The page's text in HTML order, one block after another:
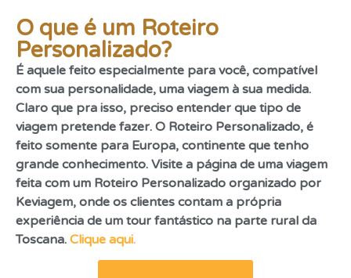
O que é um Roteiro
Personalizado?
É aquele feito especialmente para você, compatível
com sua personalidade, uma viagem à sua medida.
Claro que pra isso, preciso entender que tipo de
viagem pretende fazer. O Roteiro Personalizado, é
feito somente para Europa, continente que tenho
grande conhecimento. Visite a página de uma viagem
feita com um Roteiro Personalizado organizado por
Keviagem, onde os clientes contam a própria
experiência de um tour fantástico na parte rural da
Toscana. Clique aqui.